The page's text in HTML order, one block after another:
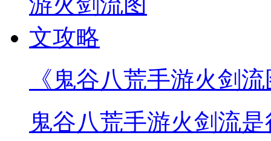
《鬼谷八荒手游火剑
鬼谷八荒手游火剑流